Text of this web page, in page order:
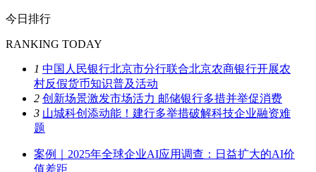
今日排行
RANKING TODAY
1 中国人民银行北京市分行联合北京农商银行开展农
村反假货币知识普及活动
2 创新场景激发市场活力 邮储银行多措并举促消费
3 山城科创添动能！建行多举措破解科技企业融资难
题
案例｜2025年全球企业AI应用调查：日益扩大的AI价
值差距